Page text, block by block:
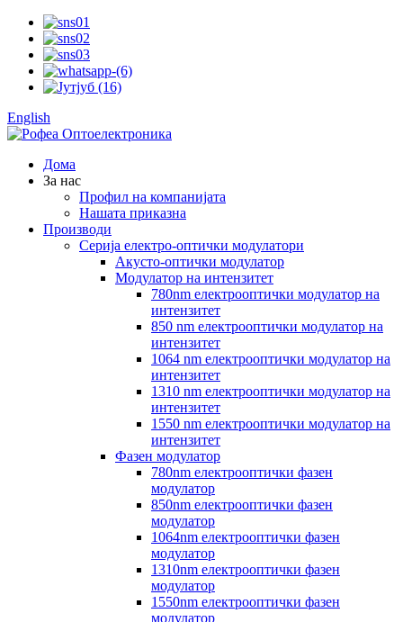
English
Дома
За нас
Профил на компанијата
Нашата приказна
Производи
Серија електро-оптички модулатори
Акусто-оптички модулатор
Модулатор на интензитет
780nm електрооптички модулатор на
интензитет
850 nm електрооптички модулатор на
интензитет
1064 nm електрооптички модулатор на
интензитет
1310 nm електрооптички модулатор на
интензитет
1550 nm електрооптички модулатор на
интензитет
Фазен модулатор
780nm електрооптички фазен
модулатор
850nm електрооптички фазен
модулатор
1064nm електрооптички фазен
модулатор
1310nm електрооптички фазен
модулатор
1550nm електрооптички фазен
модулатор